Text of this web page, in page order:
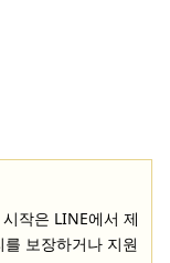
작은 LINE에서 제
보장하거나 지원